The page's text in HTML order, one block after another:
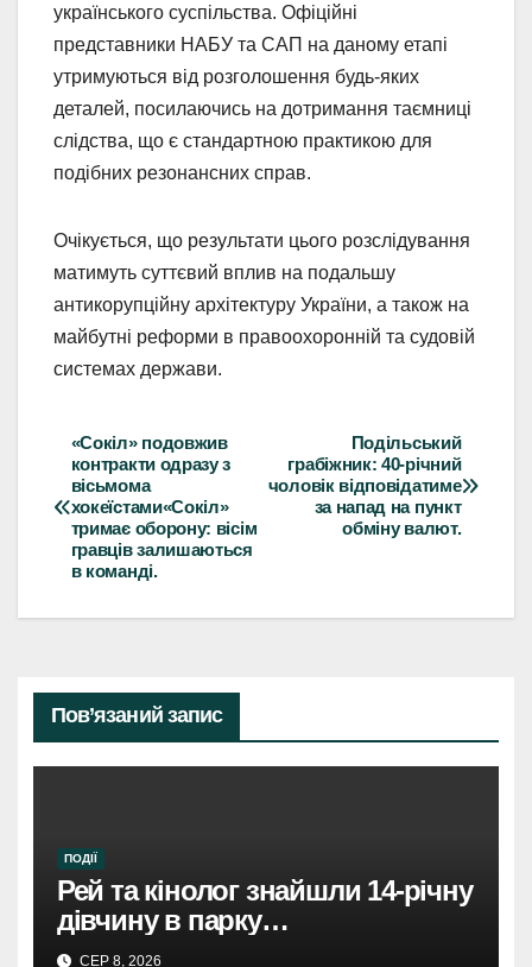
українського суспільства. Офіційні
представники НАБУ та САП на даному етапі
утримуються від розголошення будь-яких
деталей, посилаючись на дотримання таємниці
слідства, що є стандартною практикою для
подібних резонансних справ.
Очікується, що результати цього розслідування
матимуть суттєвий вплив на подальшу
антикорупційну архітектуру України, а також на
майбутні реформи в правоохоронній та судовій
системах держави.
Навігація
записів
Подільський
грабіжник: 40-річний
чоловік відповідатиме
за напад на пункт
обміну валют.
«Сокіл» подовжив
контракти одразу з
вісьмома
хокеїстами«Сокіл»
тримає оборону: вісім
гравців залишаються
в команді.
Пов’язаний запис
ПОДІЇ
Рей та кінолог знайшли 14-річну
дівчину в парку
Святошинського району.
СЕР 8, 2026